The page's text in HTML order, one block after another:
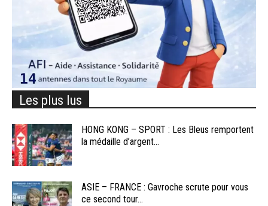
Les plus lus
HONG KONG – SPORT : Les Bleus remportent
la médaille d’argent...
ASIE – FRANCE : Gavroche scrute pour vous
ce second tour...